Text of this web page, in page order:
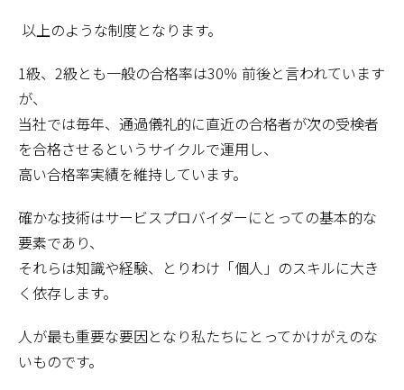
以上のような制度となります。
1級、 2級とも一般の合格率は30％ 前後と言われています
が、
当社では毎年、通過儀礼的に直近の合格者が次の受検者
を合格させるというサイクルで運用し、
高い合格率実績を維持しています。
確かな技術はサービスプロバイダーにとっての基本的な
要素であり、
それらは知識や経験、とりわけ「個人」のスキルに大き
く依存します。
人が最も重要な要因となり私たちにとってかけがえのな
いものです。